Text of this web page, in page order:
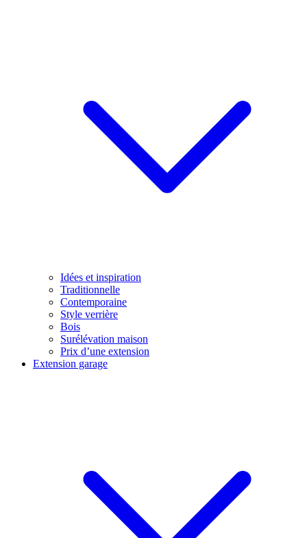
Idées et inspiration
Traditionnelle
Contemporaine
Style verrière
Bois
Surélévation maison
Prix d’une extension
Extension garage